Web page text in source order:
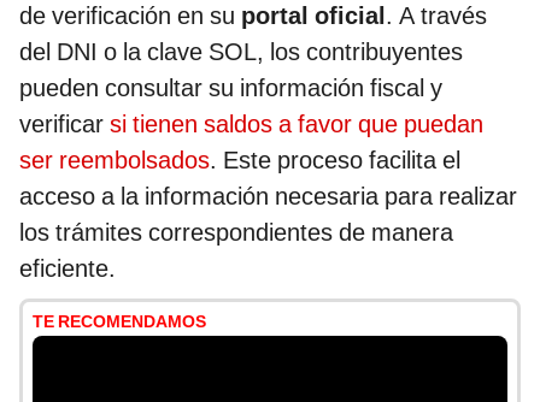
de verificación en su portal oficial. A través
del DNI o la clave SOL, los contribuyentes
pueden consultar su información fiscal y
verificar si tienen saldos a favor que puedan
ser reembolsados. Este proceso facilita el
acceso a la información necesaria para realizar
los trámites correspondientes de manera
eficiente.
TE RECOMENDAMOS